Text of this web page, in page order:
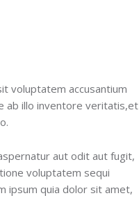
voluptatem accusantium
ab illo inventore veritatis,et
aut odit aut fugit,
voluptatem sequi
ipsum quia dolor sit amet,